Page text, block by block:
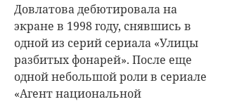
Довлатова дебютировала на
экране в 1998 году, снявшись в
одной из серий сериала «Улицы
разбитых фонарей». После еще
одной небольшой роли в сериале
«Агент национальной